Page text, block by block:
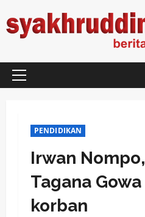
to
content
Primary
PENDIDIKAN
Irwan Nompo,
Tagana Gowa
korban